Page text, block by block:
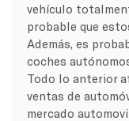
vehículo
probable que
Además, es
coches
Todo lo anterior
ventas de
mercado